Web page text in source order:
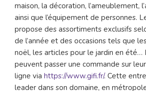
maison, la décoration, l’ameublement,
ainsi que l’équipement de personnes.
propose des assortiments exclusifs
de l’année et des occasions tels que
noël, les articles pour le jardin en été…
peuvent passer une commande sur
ligne via https://www.gifi.fr/. Cette
leader dans son domaine, en